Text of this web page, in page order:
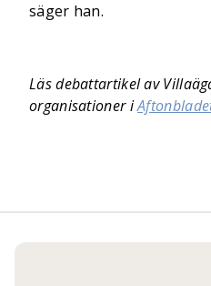
säger han.
Läs debattartikel av
organisationer i